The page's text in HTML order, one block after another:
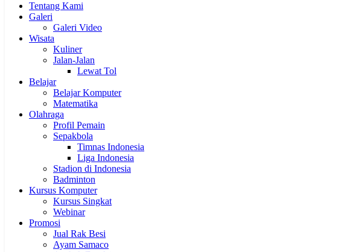
Tentang Kami
Galeri
Galeri Video
Wisata
Kuliner
Jalan-Jalan
Lewat Tol
Belajar
Belajar Komputer
Matematika
Olahraga
Profil Pemain
Sepakbola
Timnas Indonesia
Liga Indonesia
Stadion di Indonesia
Badminton
Kursus Komputer
Kursus Singkat
Webinar
Promosi
Jual Rak Besi
Ayam Samaco